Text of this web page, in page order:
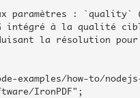
deux paramètres :
intégré à la qualité
la résolution
how-to/
IronPDF";